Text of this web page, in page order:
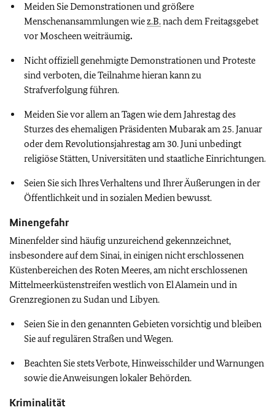
Meiden Sie Demonstrationen und größere
Menschenansammlungen wiez.B.nach dem Freitagsgebet
vor Moscheen weiträumig.
Nicht offiziell genehmigte Demonstrationen und Proteste
sind verboten, die Teilnahme hieran kann zu
Strafverfolgung führen.
Meiden Sie vor allem an Tagen wie dem Jahrestag des
Sturzes des ehemaligen Präsidenten Mubarak am 25. Januar
oder dem Revolutionsjahrestag am 30. Juni unbedingt
religiöse Stätten, Universitäten und staatliche Einrichtungen.
Seien Sie sich Ihres Verhaltens und Ihrer Äußerungen in der
Öffentlichkeit und in sozialen Medien bewusst.
Minengefahr
Minenfelder sind häufig unzureichend gekennzeichnet,
insbesondere auf dem Sinai, in einigen nicht erschlossenen
Küstenbereichen des Roten Meeres, am nicht erschlossenen
Mittelmeerküstenstreifen westlich von El Alamein und in
Grenzregionen zu Sudan und Libyen.
Seien Sie in den genannten Gebieten vorsichtig und bleiben
Sie auf regulären Straßen und Wegen.
Beachten Sie stets Verbote, Hinweisschilder und Warnungen
sowie die Anweisungen lokaler Behörden.
Kriminalität